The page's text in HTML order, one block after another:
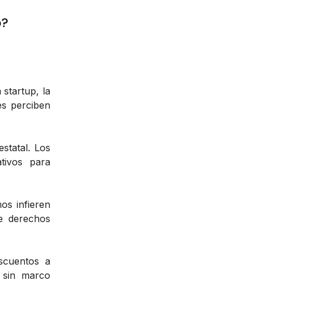
startup, la
perciben
Los
para
infieren
derechos
a
marco